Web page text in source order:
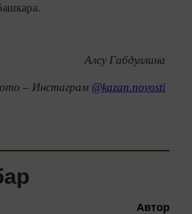
Алсу Габдуллина
– Инстаграм @kazan.novosti
Автор